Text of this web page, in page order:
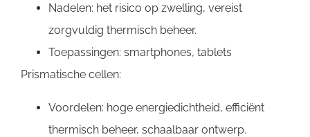
Nadelen: het risico op zwelling, vereist
zorgvuldig thermisch beheer.
Toepassingen: smartphones, tablets
Prismatische cellen:
Voordelen: hoge energiedichtheid, efficiënt
thermisch beheer, schaalbaar ontwerp.